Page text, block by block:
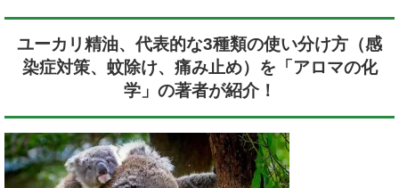
ユーカリ精油、代表的な3種類の使い分け方（感
染症対策、蚊除け、痛み止め）を「アロマの化
学」の著者が紹介！